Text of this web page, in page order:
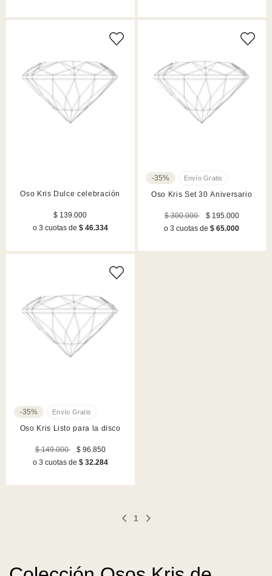
Oso Kris Dulce celebración
$ 139.000
o 3 cuotas de $ 46.334
-35%
Oso Kris Set 30 Aniversario
$ 300.000
$ 195.000
o 3 cuotas de$ 65.000
-35%
Oso Kris Listo para la disco
$ 149.000
$ 96.850
o 3 cuotas de $ 32.284
1